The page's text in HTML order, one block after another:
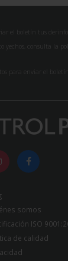
el boletín tus
yechos, consulta la
para enviar el
somos
ISO
de calidad